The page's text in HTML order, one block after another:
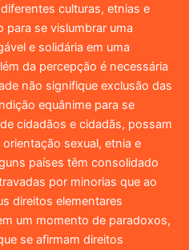
culturas, etnias e
para se vislumbrar uma
e solidária em uma
da percepção é necessária
não signifique exclusão das
equânime para se
cidadãos e cidadãs, possam
sexual, etnia e
países têm consolidado
por minorias que ao
direitos elementares
um momento de paradoxos,
se afirmam direitos